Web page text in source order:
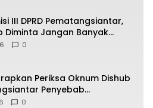
III DPRD Pematangsiantar,
Diminta Jangan Banyak
0
Periksa Oknum Dishub
Penyebab
PAD Retribusi Parkir
0